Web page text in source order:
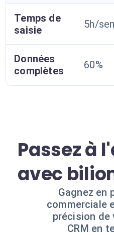
Temps de
saisie
5h/
Données
complètes
60%
Passez à
avec
Gagnez en
commerciale
précision de
CRM en